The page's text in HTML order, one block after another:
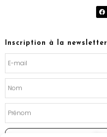
F
a
o
Inscription à la newsletter